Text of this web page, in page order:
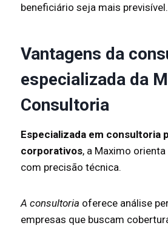
beneficiário seja mais previsível.
Vantagens da
especializada da
Consultoria
Especializada em consultoria
corporativos, a Maximo
com precisão técnica.
A consultoria oferece análise
empresas que buscam